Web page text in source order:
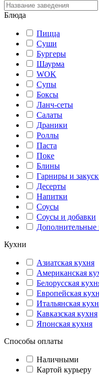
Блюда
Пицца
Суши
Бургеры
Шаурма
WOK
Супы
Боксы
Ланч-сеты
Салаты
Драники
Роллы
Паста
Поке
Блины
Гарниры и
Десерты
Напитки
Соусы
Соусы и добавки
Дополнительные
Кухни
Азиатская кухня
Американская
Белорусская
Европейская
Итальянская
Кавказская кухня
Японская кухня
Способы оплаты
Наличными
Картой курьеру